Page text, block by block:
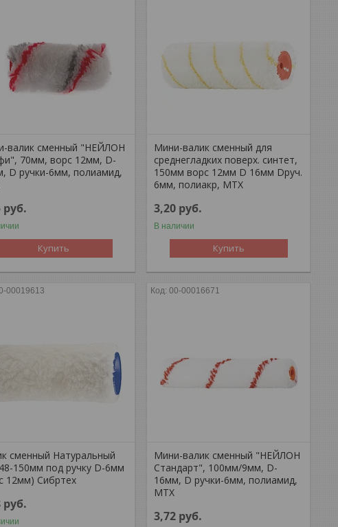
валик сменный "НЕЙЛОН
70мм, ворс 12мм, D-
D ручки-6мм, полиамид,
руб.
Купить
Мини-валик сменный для
среднегладких поверх. синтет,
150мм ворс 12мм D 16мм Dруч.
6мм, полиакр, MTX
3,20 руб.
В наличии
Купить
00019613
сменный Натуральный
150мм под ручку D-6мм
12мм) Сибртех
руб.
00-00016671
Мини-валик сменный "НЕЙЛОН
Стандарт", 100мм/9мм, D-
16мм, D ручки-6мм, полиамид,
MTX
3,72 руб.